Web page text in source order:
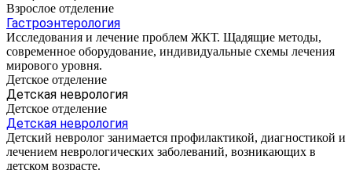
Взрослое отделение
Гастроэнтерология
Исследования и лечение проблем ЖКТ. Щадящие методы,
современное оборудование, индивидуальные схемы лечения
мирового уровня.
Детское отделение
Детская неврология
Детское отделение
Детская неврология
Детский невролог занимается профилактикой, диагностикой и
лечением неврологических заболеваний, возникающих в
детском возрасте.